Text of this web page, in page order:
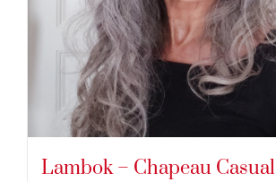
Lambok – Chapeau Casual